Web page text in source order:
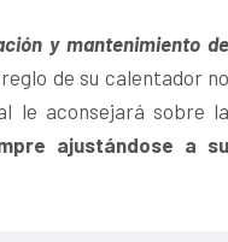
y mantenimiento
de su calentador
le aconsejará sobre la
ajustándose a su